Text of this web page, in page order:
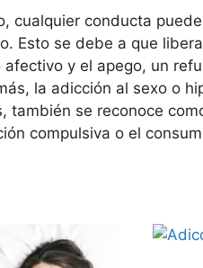
cualquier conducta
Esto se debe a que
y el apego, un
la adicción al sexo o
también se reconoce
compulsiva o el